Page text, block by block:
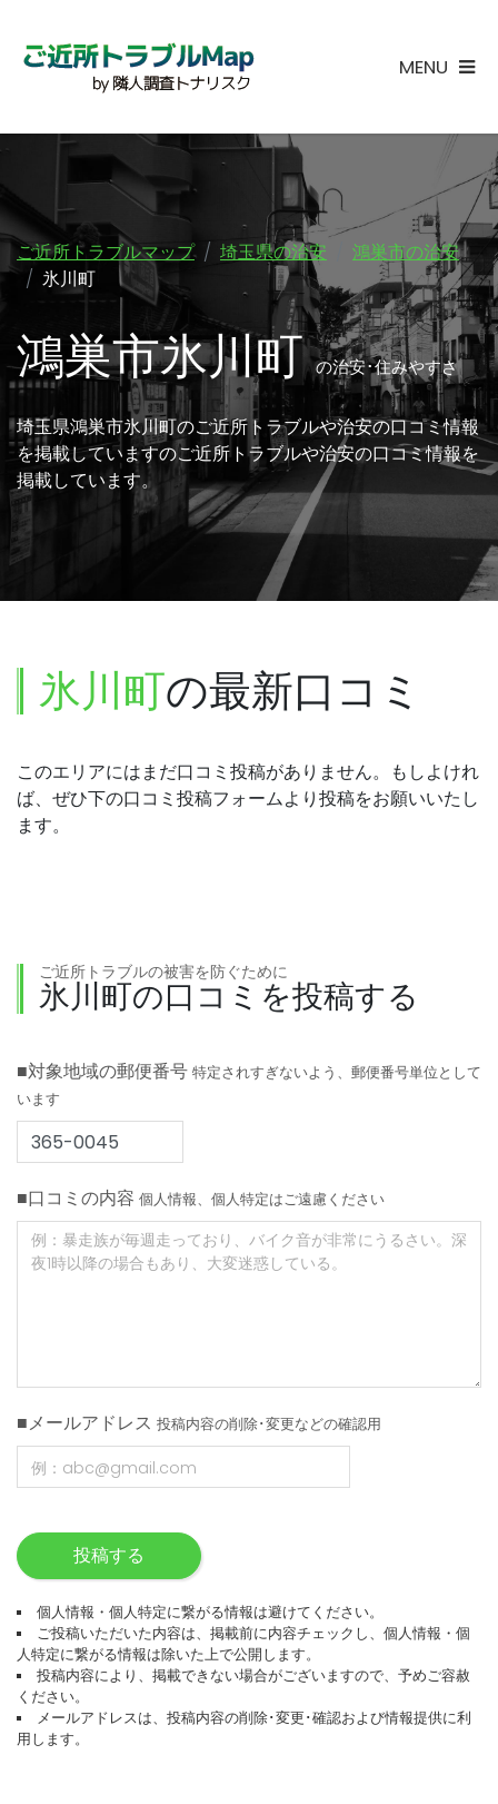
MENU
ご近所トラブルマップ 埼玉県の治安
鴻巣市の治安
氷川町
鴻巣市氷川町の治安･住みやすさ
埼玉県鴻巣市氷川町のご近所トラブルや治安の口コミ情報
を掲載していますのご近所トラブルや治安の口コミ情報を
掲載しています。
氷川町の最新口コミ
このエリアにはまだ口コミ投稿がありません。もしよけれ
ば、ぜひ下の口コミ投稿フォームより投稿をお願いいたし
ます。
ご近所トラブルの被害を防ぐために
氷川町の口コミを投稿する
■対象地域の郵便番号 特定されすぎないよう、郵便番号単位として
います
■口コミの内容 個人情報、個人特定はご遠慮ください
■メールアドレス 投稿内容の削除･変更などの確認用
投稿する
個人情報・個人特定に繋がる情報は避けてください。
ご投稿いただいた内容は、掲載前に内容チェックし、個人情報・個
人特定に繋がる情報は除いた上で公開します。
投稿内容により、掲載できない場合がございますので、予めご容赦
ください。
メールアドレスは、投稿内容の削除･変更･確認および情報提供に利
用します。